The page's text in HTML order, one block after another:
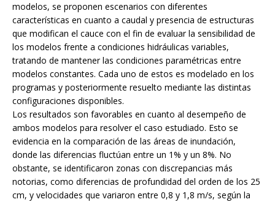
modelos, se proponen escenarios con diferentes
características en cuanto a caudal y presencia de estructuras
que modifican el cauce con el fin de evaluar la sensibilidad de
los modelos frente a condiciones hidráulicas variables,
tratando de mantener las condiciones paramétricas entre
modelos constantes. Cada uno de estos es modelado en los
programas y posteriormente resuelto mediante las distintas
configuraciones disponibles.
Los resultados son favorables en cuanto al desempeño de
ambos modelos para resolver el caso estudiado. Esto se
evidencia en la comparación de las áreas de inundación,
donde las diferencias fluctúan entre un 1% y un 8%. No
obstante, se identificaron zonas con discrepancias más
notorias, como diferencias de profundidad del orden de los 25
cm, y velocidades que variaron entre 0,8 y 1,8 m/s, según la